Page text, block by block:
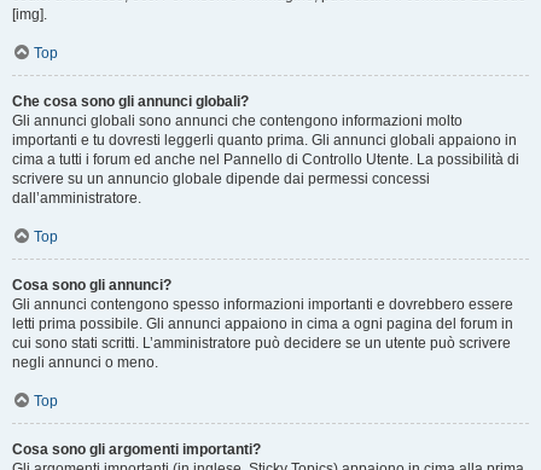
[img].
Top
Che cosa sono gli annunci globali?
Gli annunci globali sono annunci che contengono informazioni molto
importanti e tu dovresti leggerli quanto prima. Gli annunci globali appaiono in
cima a tutti i forum ed anche nel Pannello di Controllo Utente. La possibilità di
scrivere su un annuncio globale dipende dai permessi concessi
dall’amministratore.
Top
Cosa sono gli annunci?
Gli annunci contengono spesso informazioni importanti e dovrebbero essere
letti prima possibile. Gli annunci appaiono in cima a ogni pagina del forum in
cui sono stati scritti. L’amministratore può decidere se un utente può scrivere
negli annunci o meno.
Top
Cosa sono gli argomenti importanti?